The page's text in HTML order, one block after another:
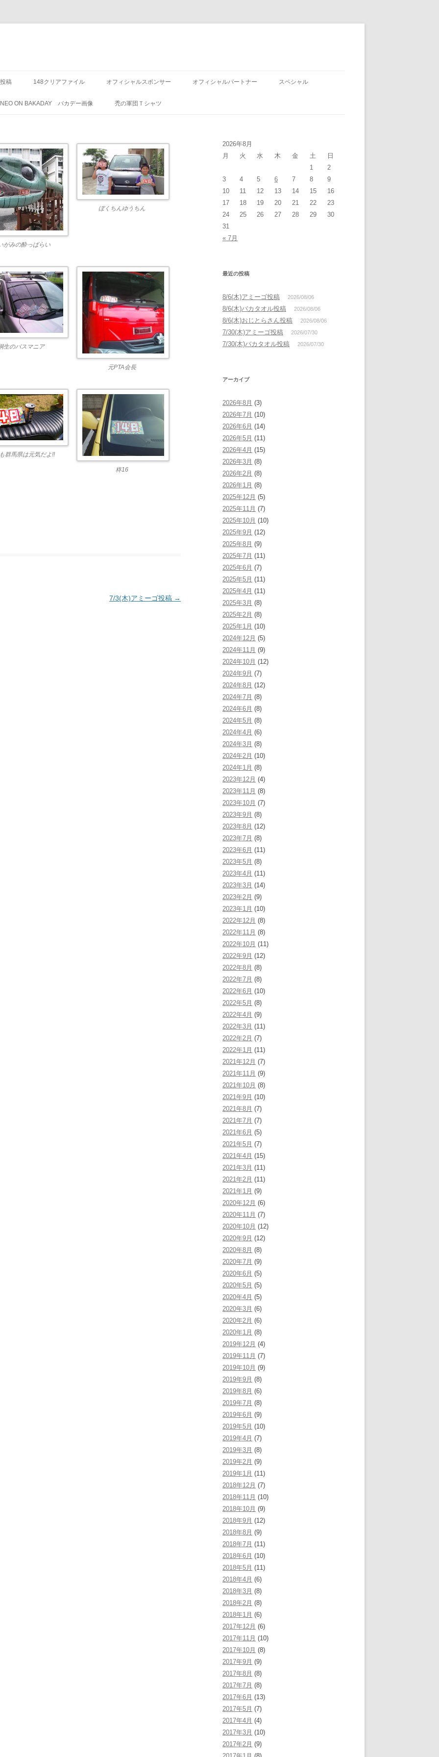
稿 148クリアファイル オフィシャルスポンサー オフィシャルパートナー スペシャル
ON BAKADAY バカデー画像 禿の軍団Ｔシャツ
がみの酔っぱらい
ぼくちんゆうちん
生のバスマニア
元PTA会長
群馬県は元気だよ!!
柊16
7/3(木)アミーゴ投稿 →
2026年8月
月
火 水 木 金 土
日
1
2
3
4 5 6 7 8
9
10
11 12 13 14 15
16
17
18 19 20 21 22
23
24
25 26 27 28 29
30
31
« 7月
最近の投稿
8/6(木)アミーゴ投稿 2026/08/06
8/6(木)バカタオル投稿 2026/08/06
8/6(木)おじとらさん投稿 2026/08/06
7/30(木)アミーゴ投稿 2026/07/30
7/30(木)バカタオル投稿 2026/07/30
アーカイブ
2026年8月 (3)
2026年7月 (10)
2026年6月 (14)
2026年5月 (11)
2026年4月 (15)
2026年3月 (8)
2026年2月 (8)
2026年1月 (8)
2025年12月 (5)
2025年11月 (7)
2025年10月 (10)
2025年9月 (12)
2025年8月 (9)
2025年7月 (11)
2025年6月 (7)
2025年5月 (11)
2025年4月 (11)
2025年3月 (8)
2025年2月 (8)
2025年1月 (10)
2024年12月 (5)
2024年11月 (9)
2024年10月 (12)
2024年9月 (7)
2024年8月 (12)
2024年7月 (8)
2024年6月 (8)
2024年5月 (8)
2024年4月 (6)
2024年3月 (8)
2024年2月 (10)
2024年1月 (8)
2023年12月 (4)
2023年11月 (8)
2023年10月 (7)
2023年9月 (8)
2023年8月 (12)
2023年7月 (8)
2023年6月 (11)
2023年5月 (8)
2023年4月 (11)
2023年3月 (14)
2023年2月 (9)
2023年1月 (10)
2022年12月 (8)
2022年11月 (8)
2022年10月 (11)
2022年9月 (12)
2022年8月 (8)
2022年7月 (8)
2022年6月 (10)
2022年5月 (8)
2022年4月 (9)
2022年3月 (11)
2022年2月 (7)
2022年1月 (11)
2021年12月 (7)
2021年11月 (9)
2021年10月 (8)
2021年9月 (10)
2021年8月 (7)
2021年7月 (7)
2021年6月 (5)
2021年5月 (7)
2021年4月 (15)
2021年3月 (11)
2021年2月 (11)
2021年1月 (9)
2020年12月 (6)
2020年11月 (7)
2020年10月 (12)
2020年9月 (12)
2020年8月 (8)
2020年7月 (9)
2020年6月 (5)
2020年5月 (5)
2020年4月 (5)
2020年3月 (6)
2020年2月 (6)
2020年1月 (8)
2019年12月 (4)
2019年11月 (7)
2019年10月 (9)
2019年9月 (8)
2019年8月 (6)
2019年7月 (8)
2019年6月 (9)
2019年5月 (10)
2019年4月 (7)
2019年3月 (8)
2019年2月 (9)
2019年1月 (11)
2018年12月 (7)
2018年11月 (10)
2018年10月 (9)
2018年9月 (12)
2018年8月 (9)
2018年7月 (11)
2018年6月 (10)
2018年5月 (11)
2018年4月 (6)
2018年3月 (8)
2018年2月 (8)
2018年1月 (6)
2017年12月 (6)
2017年11月 (10)
2017年10月 (8)
2017年9月 (9)
2017年8月 (8)
2017年7月 (8)
2017年6月 (13)
2017年5月 (7)
2017年4月 (4)
2017年3月 (10)
2017年2月 (9)